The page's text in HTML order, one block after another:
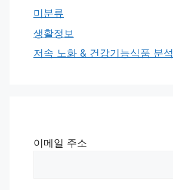
미분류
생활정보
저속 노화 & 건강기능식품 분석
이메일 주소